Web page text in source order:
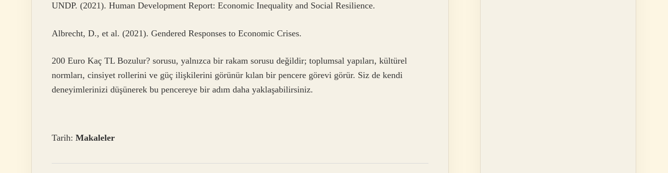
UNDP. (2021). Human Development Report: Economic Inequality and Social Resilience.
Albrecht, D., et al. (2021). Gendered Responses to Economic Crises.
200 Euro Kaç TL Bozulur? sorusu, yalnızca bir rakam sorusu değildir; toplumsal yapıları, kültürel
normları, cinsiyet rollerini ve güç ilişkilerini görünür kılan bir pencere görevi görür. Siz de kendi
deneyimlerinizi düşünerek bu pencereye bir adım daha yaklaşabilirsiniz.
Tarih: Makaleler